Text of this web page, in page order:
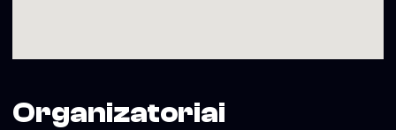
Organizatoriai